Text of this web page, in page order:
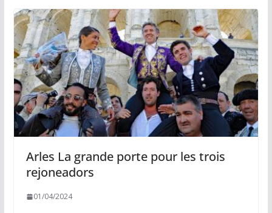
Arles La grande porte pour les trois
rejoneadors
01/04/2024